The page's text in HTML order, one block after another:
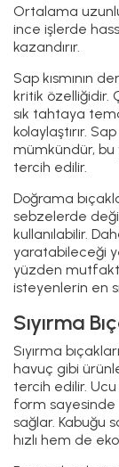
işlerde
ve soğan,
Yani biri günlük
Paslanmaz
hem de bakımı
süre keskin
plastik ve
saplılar ise şık
Bakım ve
Meyve ve
olarak atılabilir
deterjan çeliği
modeller
yıkayıp hemen
Karaca soyma
tasarımlarıyla
sağlar. Doğru
kolaylaştırır ve
Soyma
Soyma